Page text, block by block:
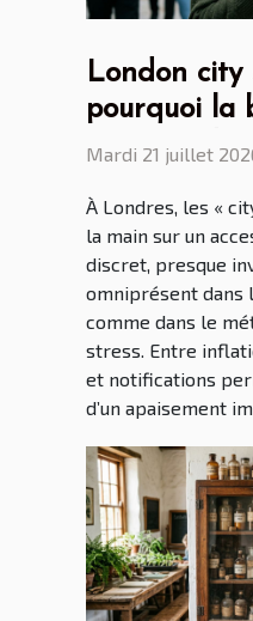
London city
pourquoi la
stress
Mardi 21 juillet
À Londres, les «
la main sur un
discret, presque
omniprésent dans
comme dans le
stress. Entre
et notifications
d’un apaisement